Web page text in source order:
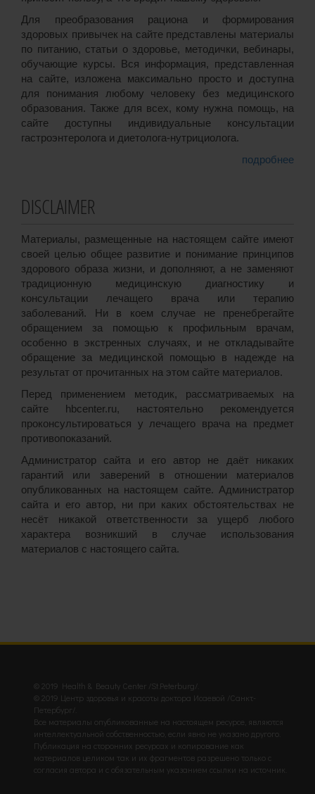
Для преобразования рациона и формирования
здоровых привычек на сайте представлены материалы
по питанию, статьи о здоровье, методички, вебинары,
обучающие курсы. Вся информация, представленная
на сайте, изложена максимально просто и доступна
для понимания любому человеку без медицинского
образования. Также для всех, кому нужна помощь, на
сайте доступны индивидуальные консультации
гастроэнтеролога и диетолога-нутрициолога.
подробнее
DISCLAIMER
Материалы, размещенные на настоящем сайте имеют
своей целью общее развитие и понимание принципов
здорового образа жизни, и дополняют, а не заменяют
традиционную медицинскую диагностику и
консультации лечащего врача или терапию
заболеваний. Ни в коем случае не пренебрегайте
обращением за помощью к профильным врачам,
особенно в экстренных случаях, и не откладывайте
обращение за медицинской помощью в надежде на
результат от прочитанных на этом сайте материалов.
Перед применением методик, рассматриваемых на
сайте hbcenter.ru, настоятельно рекомендуется
проконсультироваться у лечащего врача на предмет
противопоказаний.
Администратор сайта и его автор не даёт никаких
гарантий или заверений в отношении материалов
опубликованных на настоящем сайте. Администратор
сайта и его автор, ни при каких обстоятельствах не
несёт никакой ответственности за ущерб любого
характера возникший в случае использования
материалов с настоящего сайта.
© 2019 Health & Beauty Center /St.Peterburg/.
© 2019 Центр здоровья и красоты доктора Исаевой /Санкт-
Петербург/.
Все материалы опубликованные на настоящем ресурсе, являются
интеллектуальной собственностью, если явно не указано другого.
Публикация на сторонних ресурсах и копирование как
материалов целиком так и их фрагментов разрешено только с
согласия автора и с обязательным указанием ссылки на источник.